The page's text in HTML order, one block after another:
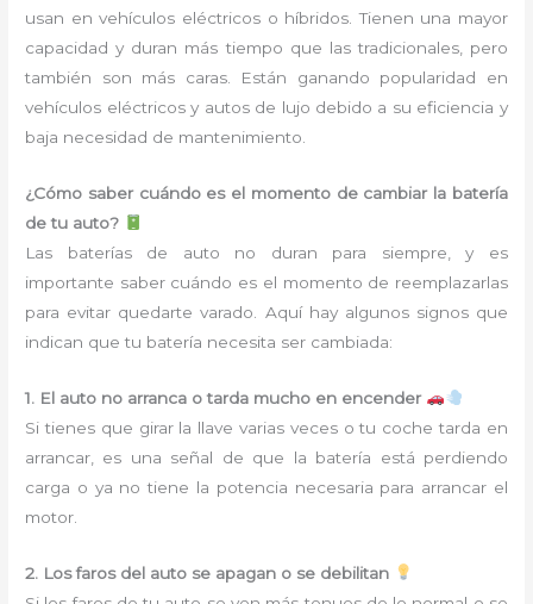
usan en vehículos eléctricos o híbridos. Tienen una mayor
capacidad y duran más tiempo que las tradicionales, pero
también son más caras. Están ganando popularidad en
vehículos eléctricos y autos de lujo debido a su eficiencia y
baja necesidad de mantenimiento.
¿Cómo saber cuándo es el momento de cambiar la batería
de tu auto?
Las baterías de auto no duran para siempre, y es
importante saber cuándo es el momento de reemplazarlas
para evitar quedarte varado. Aquí hay algunos signos que
indican que tu batería necesita ser cambiada:
1. El auto no arranca o tarda mucho en encender
Si tienes que girar la llave varias veces o tu coche tarda en
arrancar, es una señal de que la batería está perdiendo
carga o ya no tiene la potencia necesaria para arrancar el
motor.
2. Los faros del auto se apagan o se debilitan